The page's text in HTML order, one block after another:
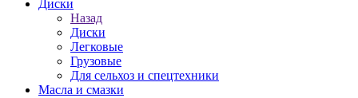
Диски
Назад
Диски
Легковые
Грузовые
Для сельхоз и спецтехники
Масла и смазки